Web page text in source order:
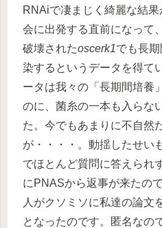
RNAiで凄まじく綺麗な結
会に出発する直前になって
破壊されたoscerk1でも長
染するというデータを得て
ータは我々の「長期間培養
のに、菌糸の一本も入らな
た。今でもあまりに不自然
が・・・・。動揺したせい
でほとんど質問に答えられ
にPNASから返事が来たの
人がクソミソに私達の論文
となったのです。匿名なの